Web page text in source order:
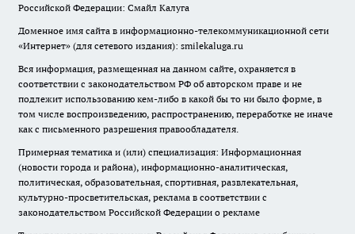
Российской Федерации: Смайл Калуга
Доменное имя сайта в информационно-телекоммуникационной сети
«Интернет» (для сетевого издания): smilekaluga.ru
Вся информация, размещенная на данном сайте, охраняется в
соответствии с законодательством РФ об авторском праве и не
подлежит использованию кем-либо в какой бы то ни было форме, в
том числе воспроизведению, распространению, переработке не иначе
как с письменного разрешения правообладателя.
Примерная тематика и (или) специализация: Информационная
(новости города и района), информационно-аналитическая,
политическая, образовательная, спортивная, развлекательная,
культурно-просветительская, реклама в соответствии с
законодательством Российской Федерации о рекламе